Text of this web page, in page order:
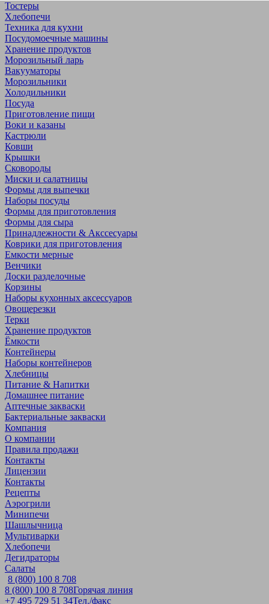
Тостеры
Хлебопечи
Техника для кухни
Посудомоечные машины
Хранение продуктов
Морозильный ларь
Вакууматоры
Морозильники
Холодильники
Посуда
Приготовление пищи
Воки и казаны
Кастрюли
Ковши
Крышки
Сковороды
Миски и салатницы
Формы для выпечки
Наборы посуды
Формы для приготовления
Формы для сыра
Принадлежности & Акссесуары
Коврики для приготовления
Емкости мерные
Венчики
Доски разделочные
Корзины
Наборы кухонных аксессуаров
Овощерезки
Терки
Хранение продуктов
Ёмкости
Контейнеры
Наборы контейнеров
Хлебницы
Питание & Напитки
Домашнее питание
Аптечные закваски
Бактериальные закваски
Компания
О компании
Правила продажи
Контакты
Лицензии
Контакты
Рецепты
Аэрогрили
Минипечи
Шашлычница
Мультиварки
Хлебопечи
Дегидраторы
Салаты
8 (800) 100 8 708
8 (800) 100 8 708Горячая линия
+7 495 729 51 34Тел./факс